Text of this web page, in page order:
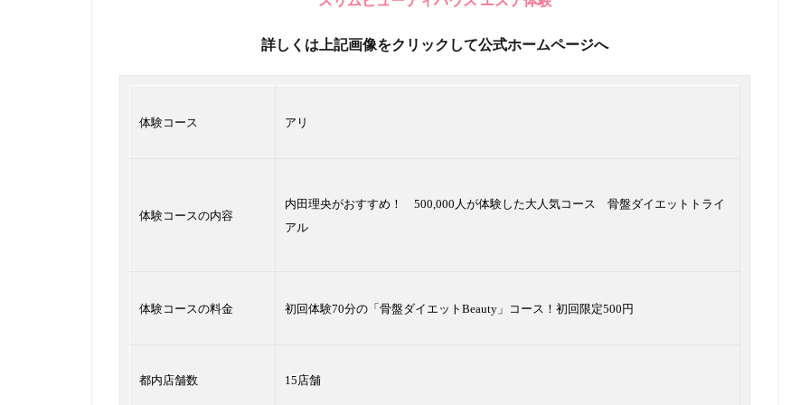
詳しくは上記画像をクリックして公式ホームページへ
体験コース アリ
体験コースの内容
内田理央がおすすめ！ 500,000人が体験した大人気コース 骨盤ダイエットトライ
アル
体験コースの料金 初回体験70分の「骨盤ダイエットBeauty」コース！初回限定500円
都内店舗数 15店舗